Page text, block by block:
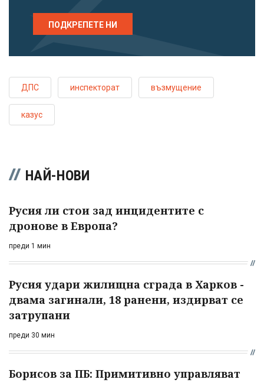
ПОДКРЕПЕТЕ НИ
ДПС инспекторат възмущение
казус
НАЙ-НОВИ
Русия ли стои зад инцидентите с
дронове в Европа?
преди 1 мин
Русия удари жилищна сграда в Харков -
двама загинали, 18 ранени, издирват се
затрупани
преди 30 мин
Борисов за ПБ: Примитивно управляват